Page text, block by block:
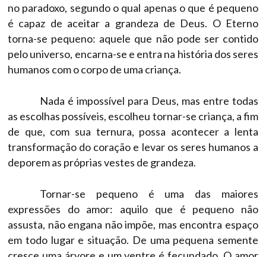
no paradoxo, segundo o qual apenas o que é pequeno
é capaz de aceitar a grandeza de Deus. O Eterno
torna-se pequeno: aquele que não pode ser contido
pelo universo, encarna-se e entra na história dos seres
humanos com o corpo de uma criança.
Nada é impossível para Deus, mas entre todas
as escolhas possíveis, escolheu tornar-se criança, a fim
de que, com sua ternura, possa acontecer a lenta
transformação do coração e levar os seres humanos a
deporem as próprias vestes de grandeza.
Tornar-se pequeno é uma das maiores
expressões do amor: aquilo que é pequeno não
assusta, não engana não impõe, mas encontra espaço
em todo lugar e situação. De uma pequena semente